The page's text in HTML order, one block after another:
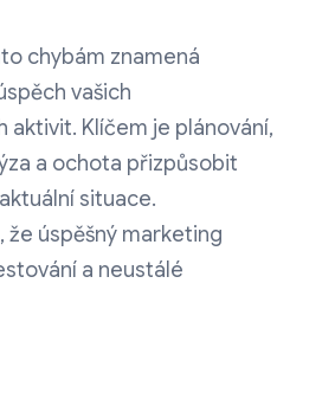
chybám znamená
vašich
aktivit. Klíčem je plánování,
a ochota přizpůsobit
situace.
že úspěšný marketing
a neustálé